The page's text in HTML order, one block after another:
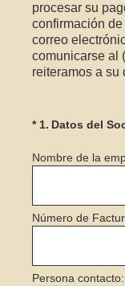
procesar su
confirmación
correo
comunicarse al
reiteramos a su
* 1. Datos del
(Obligatorio).
Nombre de la
Número de
Persona contacto: